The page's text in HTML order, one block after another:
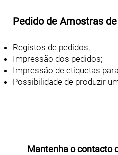
Pedido de Amostras
Registos de pedidos;
Impressão dos pedidos;
Impressão de etiquetas
Possibilidade de produzir
Mantenha o contacto